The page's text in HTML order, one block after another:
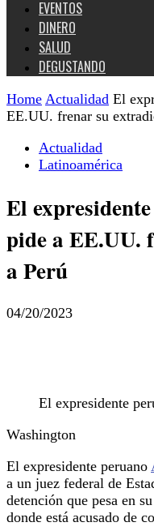
EVENTOS
DINERO
SALUD
DEGUSTANDO
Home Actualidad El
EE.UU. frenar su
Actualidad
Latinoamérica
El
pide a EE.UU.
a Perú
04/20/2023
El expresidente
Washington
El expresidente peruano
a un juez federal de
detención que pesa en
donde está acusado de